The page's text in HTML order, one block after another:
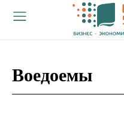
Воедоемы